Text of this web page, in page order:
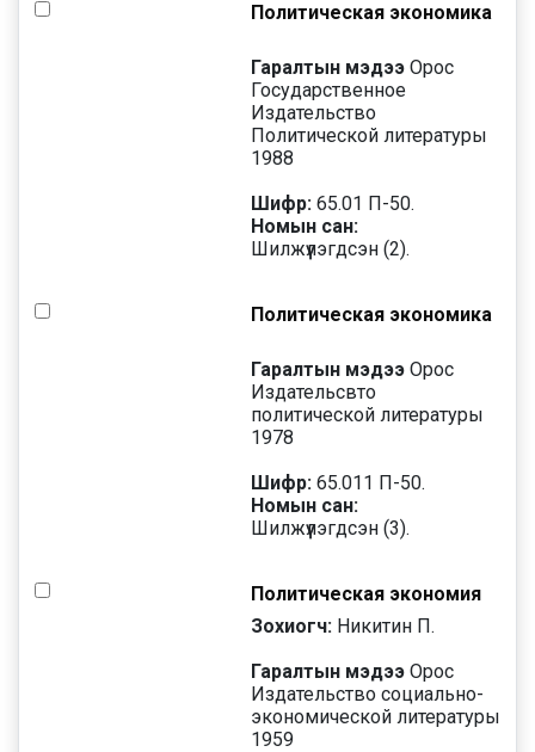
Политическая экономика
Гаралтын мэдээ Орос
Государственное
Издательство
Политической литературы
1988
Шифр: 65.01 П-50.
Номын сан:
Шилжүүлэгдсэн (2).
Политическая экономика
Гаралтын мэдээ Орос
Издательсвто
политической литературы
1978
Шифр: 65.011 П-50.
Номын сан:
Шилжүүлэгдсэн (3).
Политическая экономия
Зохиогч: Никитин П.
Гаралтын мэдээ Орос
Издательство социально-
экономической литературы
1959